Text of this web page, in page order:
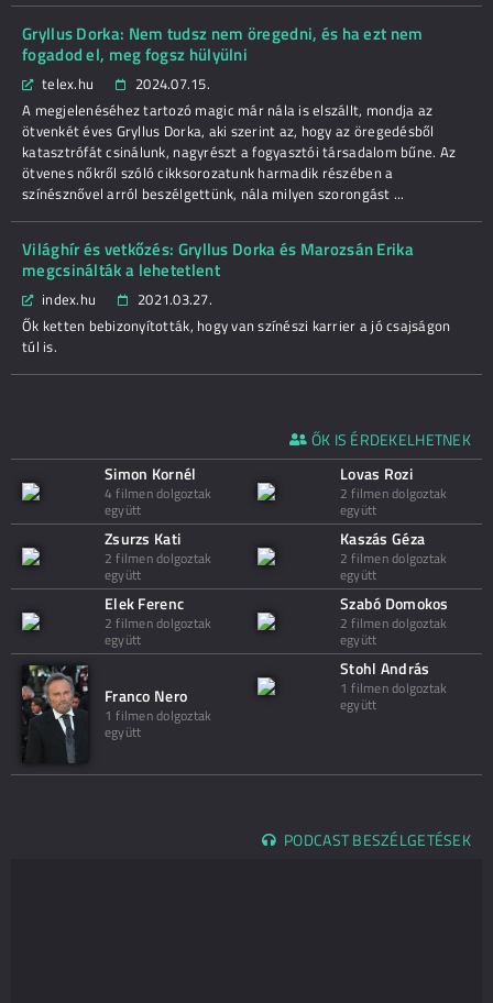
Gryllus Dorka: Nem tudsz nem öregedni, és ha ezt nem
fogadod el, meg fogsz hülyülni
telex.hu
2024.07.15.
A megjelenéséhez tartozó magic már nála is elszállt, mondja az
ötvenkét éves Gryllus Dorka, aki szerint az, hogy az öregedésből
katasztrófát csinálunk, nagyrészt a fogyasztói társadalom bűne. Az
ötvenes nőkről szóló cikksorozatunk harmadik részében a
színésznővel arról beszélgettünk, nála milyen szorongást ...
Világhír és vetkőzés: Gryllus Dorka és Marozsán Erika
megcsinálták a lehetetlent
index.hu
2021.03.27.
Ők ketten bebizonyították, hogy van színészi karrier a jó csajságon
túl is.
ŐK IS ÉRDEKELHETNEK
Simon Kornél
4 filmen dolgoztak
együtt
Lovas Rozi
2 filmen dolgoztak
együtt
Zsurzs Kati
2 filmen dolgoztak
együtt
Kaszás Géza
2 filmen dolgoztak
együtt
Elek Ferenc
2 filmen dolgoztak
együtt
Szabó Domokos
2 filmen dolgoztak
együtt
Franco Nero
1 filmen dolgoztak
együtt
Stohl András
1 filmen dolgoztak
együtt
PODCAST BESZÉLGETÉSEK